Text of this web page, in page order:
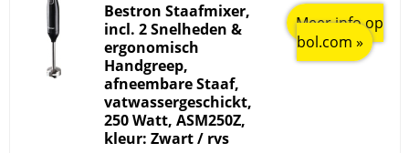
Bestron Staafmixer,
incl. 2 Snelheden &
ergonomisch
Handgreep,
afneembare Staaf,
vatwassergeschickt,
250 Watt, ASM250Z,
kleur: Zwart / rvs
Meer info op
bol.com »